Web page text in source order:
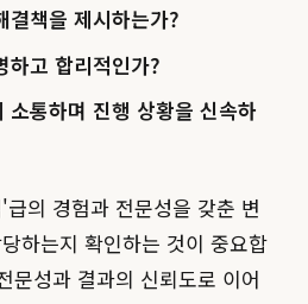
결책을 제시하는가?
하고 합리적인가?
소통하며 진행 상황을 신속하
'급의 경험과 전문성을 갖춘 변
하는지 확인하는 것이 중요합
문성과 결과의 신뢰도로 이어